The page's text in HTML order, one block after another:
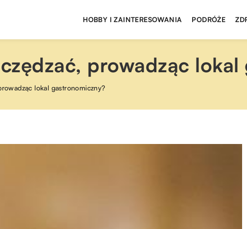
HOBBY I ZAINTERESOWANIA PODRÓŻE
prowadząc
lokal gastronomiczny?